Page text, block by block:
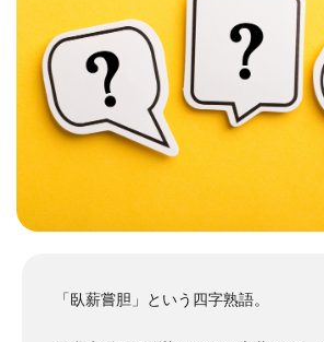
「臥薪嘗胆」という四字熟語。